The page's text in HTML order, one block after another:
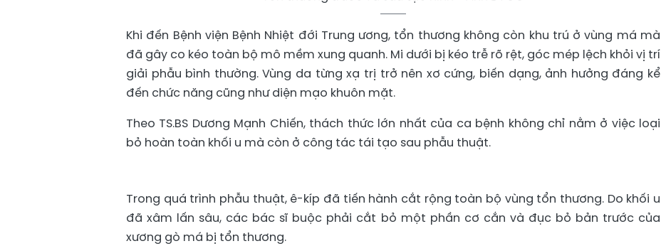
Khi đến Bệnh viện Bệnh Nhiệt đới Trung ương, tổn thương không còn khu trú ở vùng má mà
đã gây co kéo toàn bộ mô mềm xung quanh. Mi dưới bị kéo trễ rõ rệt, góc mép lệch khỏi vị trí
giải phẫu bình thường. Vùng da từng xạ trị trở nên xơ cứng, biến dạng, ảnh hưởng đáng kể
đến chức năng cũng như diện mạo khuôn mặt.
Theo TS.BS Dương Mạnh Chiến, thách thức lớn nhất của ca bệnh không chỉ nằm ở việc loại
bỏ hoàn toàn khối u mà còn ở công tác tái tạo sau phẫu thuật.
Trong quá trình phẫu thuật, ê-kíp đã tiến hành cắt rộng toàn bộ vùng tổn thương. Do khối u
đã xâm lấn sâu, các bác sĩ buộc phải cắt bỏ một phần cơ cắn và đục bỏ bản trước của
xương gò má bị tổn thương.